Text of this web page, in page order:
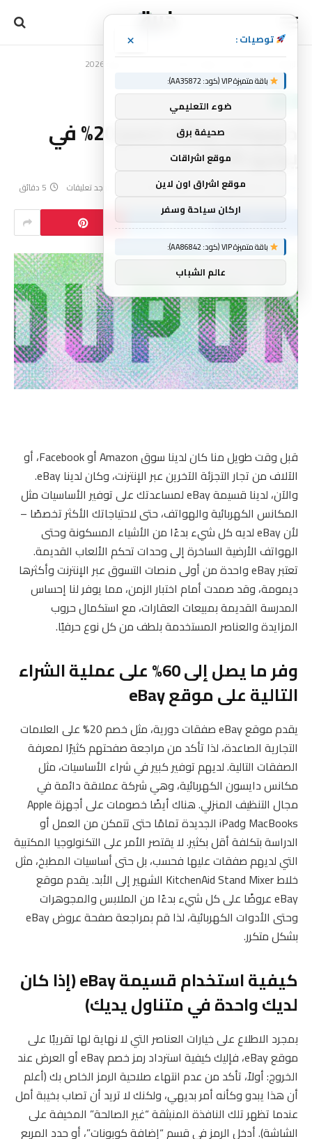
كوبونات eBay: خصم 20% في
يونيو 2026
بواسطةفريق خبرة يونيو 10, 2026 لا توجد تعليقات 5 دقائق
قبل وقت طويل منا
كان لدينا سوق Amazon أو Facebook، أو
الآلاف من تجار التجزئة الآخرين عبر الإنترنت، وكان لدينا eBay.
والآن، لدينا قسيمة eBay لمساعدتك على توفير الأساسيات مثل
المكانس الكهربائية والهواتف، حتى لاحتياجاتك الأكثر تخصصًا –
لأن eBay لديه كل شيء بدءًا من الأشياء المسكونة وحتى
الهواتف الأرضية الساخرة إلى وحدات تحكم الألعاب القديمة.
تعتبر eBay واحدة من أولى منصات التسوق عبر الإنترنت وأكثرها
ديمومة، وقد صمدت أمام اختبار الزمن، مما يوفر لنا إحساس
المدرسة القديمة بمبيعات العقارات، مع استكمال حروب
المزايدة والعناصر المستخدمة بلطف من كل نوع حرفيًا.
وفر ما يصل إلى 60% على عملية الشراء
التالية على موقع eBay
يقدم موقع eBay صفقات دورية، مثل خصم 20% على العلامات
التجارية الصاعدة، لذا تأكد من مراجعة صفحتهم كثيرًا لمعرفة
الصفقات التالية. لديهم توفير كبير في شراء الأساسيات، مثل
مكانس دايسون الكهربائية، وهي شركة عملاقة دائمة في
مجال التنظيف المنزلي. هناك أيضًا خصومات على أجهزة Apple
MacBooks وiPad الجديدة تمامًا حتى تتمكن من العمل أو
الدراسة بتكلفة أقل بكثير. لا يقتصر الأمر على التكنولوجيا المكتبية
التي لديهم صفقات عليها فحسب، بل حتى أساسيات المطبخ، مثل
خلاط KitchenAid Stand Mixer الشهير إلى الأبد. يقدم موقع
eBay عروضًا على كل شيء بدءًا من الملابس والمجوهرات
وحتى الأدوات الكهربائية، لذا قم بمراجعة صفحة عروض eBay
بشكل متكرر.
كيفية استخدام قسيمة eBay (إذا كان
لديك واحدة في متناول يديك)
بمجرد الاطلاع على خيارات العناصر التي لا نهاية لها تقريبًا على
موقع eBay، فإليك كيفية استرداد رمز خصم eBay أو العرض عند
الخروج: أولاً، تأكد من عدم انتهاء صلاحية الرمز الخاص بك (أعلم
أن هذا يبدو وكأنه أمر بديهي، ولكنك لا تريد أن تصاب بخيبة أمل
عندما تظهر تلك النافذة المنبثقة “غير الصالحة” المخيفة على
الشاشة). أدخل الرمز في قسم “إضافة كوبونات”، أو حدد المربع
توصيات : ×
باقة متميزة VIP (كود: AA35872):
ضوء التعليمي
صحيفة برق
موقع اشراقات
موقع اشراق اون لاين
اركان سياحة وسفر
باقة متميزة VIP (كود: AA86842):
عالم الشباب